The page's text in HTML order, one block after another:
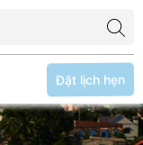
Đặt lịch hẹn